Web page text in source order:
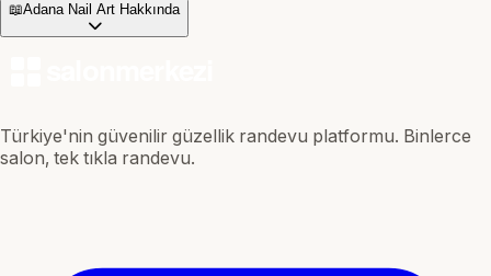
📖Adana Nail Art Hakkında
Türkiye'nin güvenilir güzellik randevu platformu. Binlerce
salon, tek tıkla randevu.